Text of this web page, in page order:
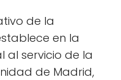
de la
en la
al servicio de la
de Madrid,